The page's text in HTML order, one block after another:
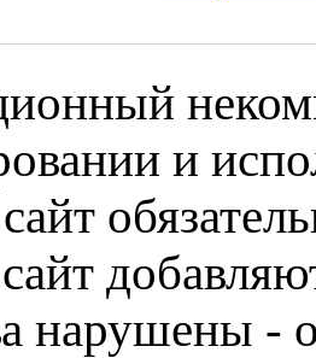
и
нарушены -